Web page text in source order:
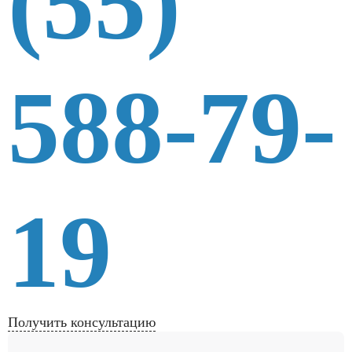
588-79-
19
Получить консультацию